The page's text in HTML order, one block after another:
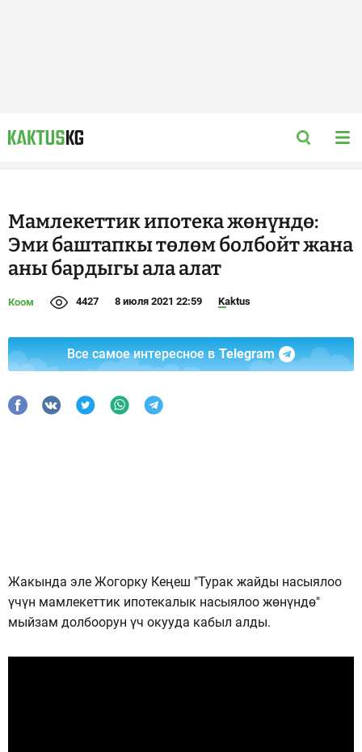
Мамлекеттик ипотека жөнүндө:
Эми баштапкы төлөм болбойт жана
аны бардыгы ала алат
Коом 4427 8 июля 2021 22:59 Kaktus
Все самое интересное в Telegram
Жакында эле Жогорку Кеңеш "Турак жайды насыялоо
үчүн мамлекеттик ипотекалык насыялоо жөнүндө"
мыйзам долбоорун үч окууда кабыл алды.